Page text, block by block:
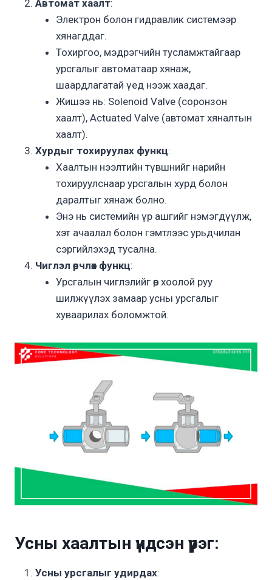
Автомат хаалт:
Электрон болон гидравлик системээр
хянагддаг.
Тохиргоо, мэдрэгчийн тусламжтайгаар
урсгалыг автоматаар хянаж,
шаардлагатай үед нээж хаадаг.
Жишээ нь: Solenoid Valve (соронзон
хаалт), Actuated Valve (автомат хяналтын
хаалт).
Хурдыг тохируулах функц:
Хаалтын нээлтийн түвшнийг нарийн
тохируулснаар урсгалын хурд болон
даралтыг хянаж болно.
Энэ нь системийн үр ашгийг нэмэгдүүлж,
хэт ачаалал болон гэмтлээс урьдчилан
сэргийлэхэд тусална.
Чиглэл өөрчлөх функц:
Урсгалын чиглэлийг өөр хоолой руу
шилжүүлэх замаар усны урсгалыг
хуваарилах боломжтой.
Усны хаалтын үндсэн үүрэг:
Усны урсгалыг удирдах: